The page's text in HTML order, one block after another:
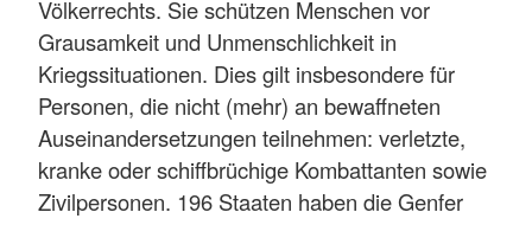
Völkerrechts. Sie schützen Menschen vor
Grausamkeit und Unmenschlichkeit in
Kriegssituationen. Dies gilt insbesondere für
Personen, die nicht (mehr) an bewaffneten
Auseinandersetzungen teilnehmen: verletzte,
kranke oder schiffbrüchige Kombattanten sowie
Zivilpersonen. 196 Staaten haben die Genfer